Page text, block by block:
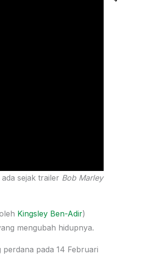
sejak trailer Bob Marley
Kingsley Ben-Adir)
mengubah hidupnya.
pada 14 Februari